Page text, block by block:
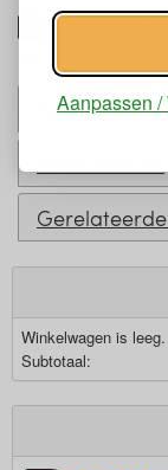
Aanpassen /
Past bij
Winkelwagen is leeg.
Subtotaal: